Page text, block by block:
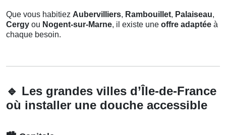
Que vous habitiez Aubervilliers, Rambouillet, Palaiseau,
Cergy ou Nogent-sur-Marne, il existe une offre adaptée à
chaque besoin.
🔹 Les grandes villes d’Île-de-France
où installer une douche accessible